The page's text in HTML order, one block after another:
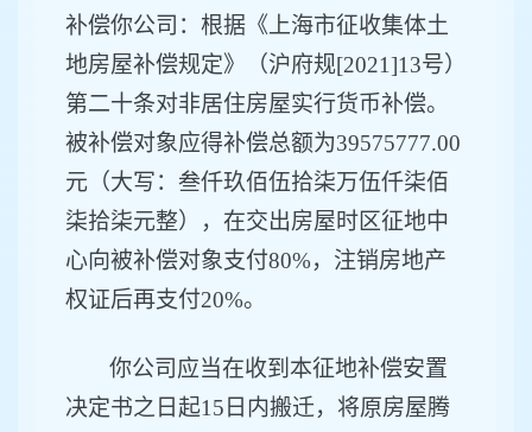
补偿你公司 ：根据《上海市征收集体土
地房屋补偿规定》（沪府规[2021]13号）
第二十条对非居住房屋实行货币补偿。
被补偿对象应得补偿总额为39575777.00
元（大写： 叁仟玖佰伍拾柒万伍仟柒佰
柒拾柒元整），在交出房屋时区征地中
心向被补偿对象支付80%，注销房地产
权证后再支付20%。
你公司 应当在收到本征地补偿安置
决定书之日起15日内搬迁，将原房屋腾